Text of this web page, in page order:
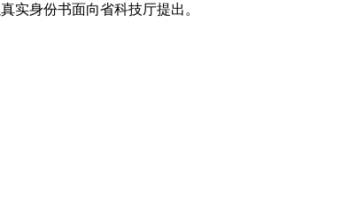
实身份书面向省科技厅提出。